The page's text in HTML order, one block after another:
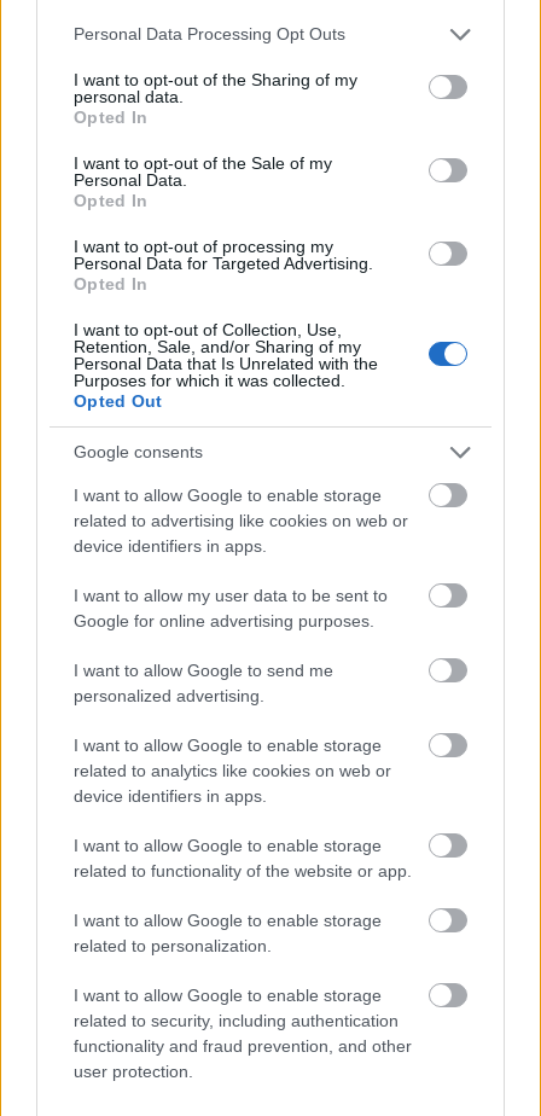
Please note that this website/app uses one or more Google
not limited to your visit or usage behaviour. You may click to
grant or deny consent to Google and its third-party tags to
use your data for below specified purposes in below Google
consent section.
Personal Data Processing Opt Outs
I want to opt-out of the Sharing of my
personal data.
Opted In
I want to opt-out of the Sale of my
Personal Data.
Opted In
I want to opt-out of processing my
Personal Data for Targeted Advertising.
Opted In
I want to opt-out of Collection, Use,
Retention, Sale, and/or Sharing of my
Personal Data that Is Unrelated with the
Purposes for which it was collected.
Opted Out
Google consents
I want to allow Google to enable storage
related to advertising like cookies on web or
device identifiers in apps.
I want to allow my user data to be sent to
Google for online advertising purposes.
I want to allow Google to send me
personalized advertising.
I want to allow Google to enable storage
related to analytics like cookies on web or
device identifiers in apps.
I want to allow Google to enable storage
related to functionality of the website or app.
I want to allow Google to enable storage
related to personalization.
I want to allow Google to enable storage
related to security, including authentication
functionality and fraud prevention, and other
user protection.
"Amennyire csak tudom, segíteni fogom Liát, fontos,
dalokat Bereczki Zoltán választja ki, akinek a zenei
ismerete olyan sokrétű, hogy biztos vagyok benne,
- mesélte a színész.
Azt is elárulta, hogy sokat ötleteltek közösen, de a
dalválasztás a zenei vezető,
"Az is szempont lesz, hogy a produkció kihívás legyen a